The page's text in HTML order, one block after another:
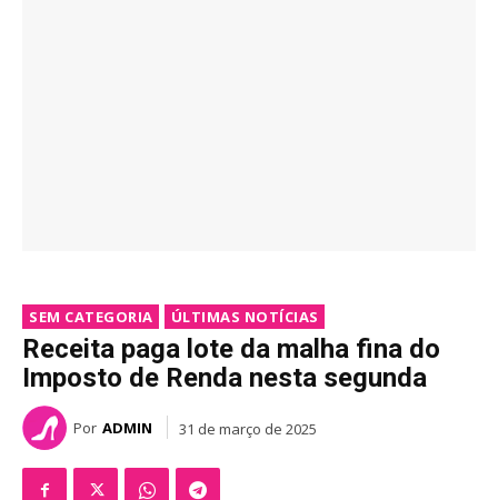
SEM CATEGORIA ÚLTIMAS NOTÍCIAS
Receita paga lote da malha fina do
Imposto de Renda nesta segunda
Por ADMIN 31 de março de 2025